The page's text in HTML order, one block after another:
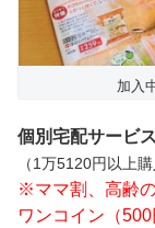
加入
個別宅配サービ
（1万5120円以上購
※ママ割、高齢
ワンコイン（